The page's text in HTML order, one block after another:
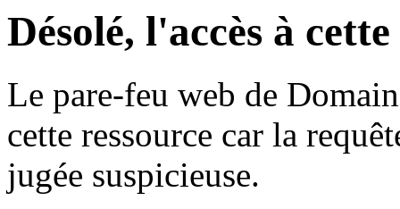
Désolé, l'accès à
Le pare-feu web de
cette ressource car la
jugée suspicieuse.